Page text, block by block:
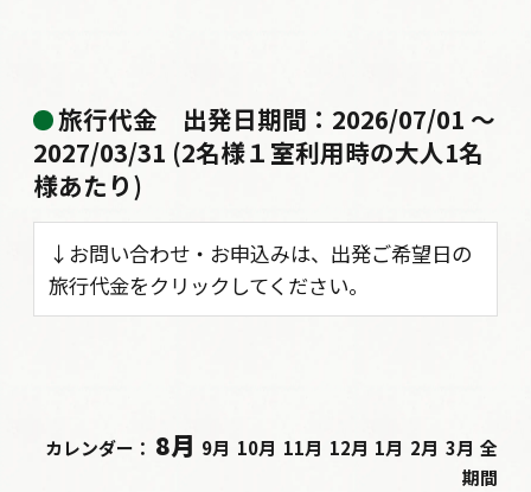
旅行代金 出発日期間：2026/07/01 〜
2027/03/31 (2名様１室利用時の大人1名
様あたり)
↓お問い合わせ・お申込みは、出発ご希望日の
旅行代金をクリックしてください。
カレンダー： 8月 9月 10月 11月 12月 1月 2月 3月 全
期間